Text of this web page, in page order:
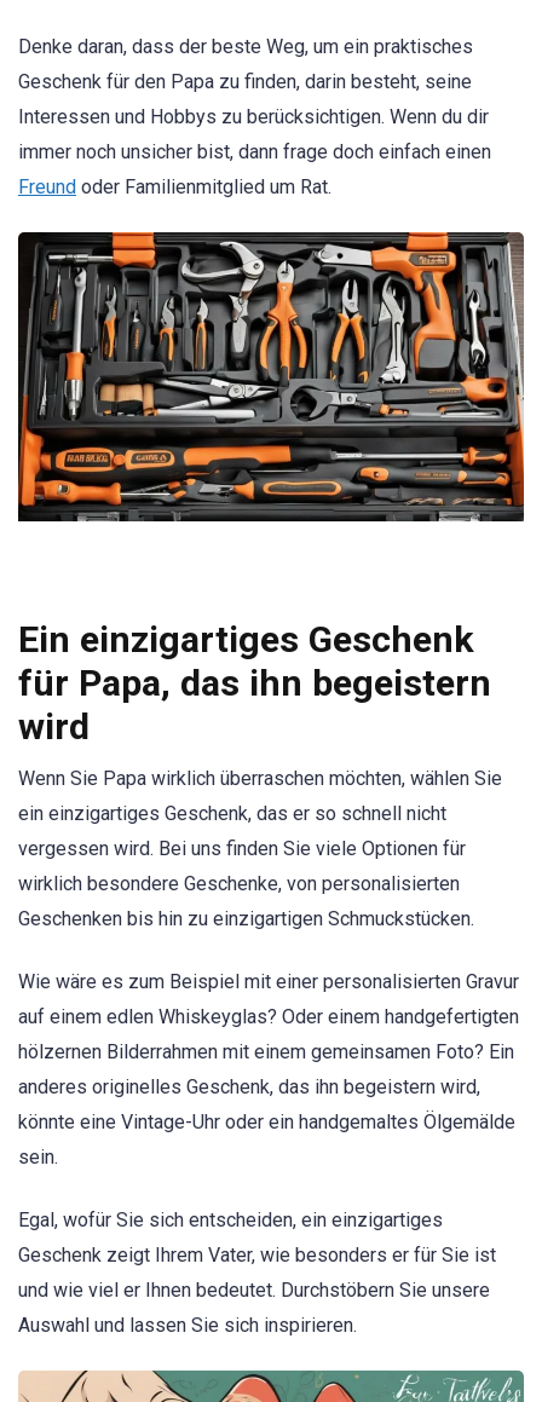
Denke daran, dass der beste Weg, um ein praktisches
Geschenk für den Papa zu finden, darin besteht, seine
Interessen und Hobbys zu berücksichtigen. Wenn du dir
immer noch unsicher bist, dann frage doch einfach einen
Freund oder Familienmitglied um Rat.
Ein einzigartiges Geschenk
für Papa, das ihn begeistern
wird
Wenn Sie Papa wirklich überraschen möchten, wählen Sie
ein einzigartiges Geschenk, das er so schnell nicht
vergessen wird. Bei uns finden Sie viele Optionen für
wirklich besondere Geschenke, von personalisierten
Geschenken bis hin zu einzigartigen Schmuckstücken.
Wie wäre es zum Beispiel mit einer personalisierten Gravur
auf einem edlen Whiskeyglas? Oder einem handgefertigten
hölzernen Bilderrahmen mit einem gemeinsamen Foto? Ein
anderes originelles Geschenk, das ihn begeistern wird,
könnte eine Vintage-Uhr oder ein handgemaltes Ölgemälde
sein.
Egal, wofür Sie sich entscheiden, ein einzigartiges
Geschenk zeigt Ihrem Vater, wie besonders er für Sie ist
und wie viel er Ihnen bedeutet. Durchstöbern Sie unsere
Auswahl und lassen Sie sich inspirieren.